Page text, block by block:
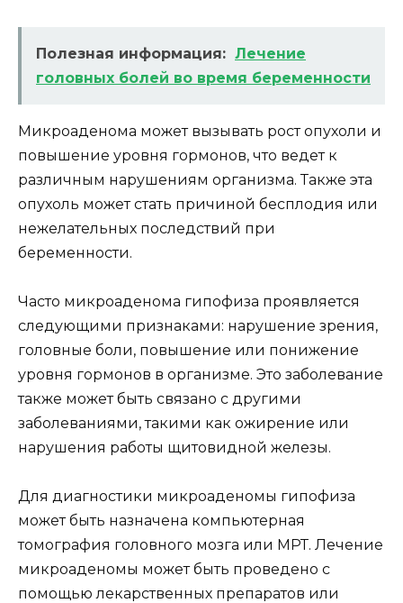
Полезная информация: Лечение
головных болей во время беременности
Микроаденома может вызывать рост опухоли и
повышение уровня гормонов, что ведет к
различным нарушениям организма. Также эта
опухоль может стать причиной бесплодия или
нежелательных последствий при
беременности.
Часто микроаденома гипофиза проявляется
следующими признаками: нарушение зрения,
головные боли, повышение или понижение
уровня гормонов в организме. Это заболевание
также может быть связано с другими
заболеваниями, такими как ожирение или
нарушения работы щитовидной железы.
Для диагностики микроаденомы гипофиза
может быть назначена компьютерная
томография головного мозга или МРТ. Лечение
микроаденомы может быть проведено с
помощью лекарственных препаратов или